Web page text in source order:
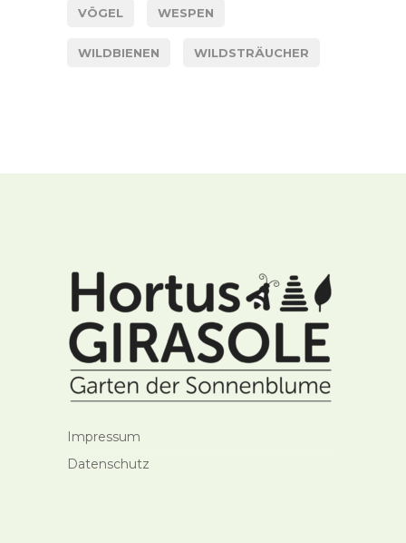
VÖGEL WESPEN
WILDBIENEN WILDSTRÄUCHER
Impressum
Datenschutz